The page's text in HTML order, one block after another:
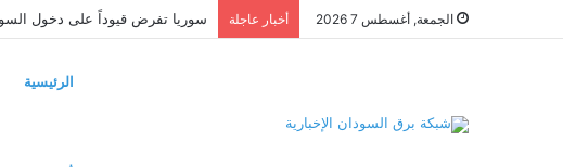
الجمعة, أغسطس 7 2026 أخبار عاجلة
الرئيسية